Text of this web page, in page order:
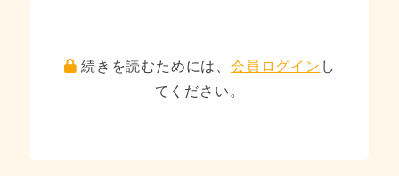
続きを読むためには、 会員ログイン し
てください。